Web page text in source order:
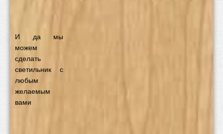
И да мы
можем
сделать
светильник с
любым
желаемым
вами